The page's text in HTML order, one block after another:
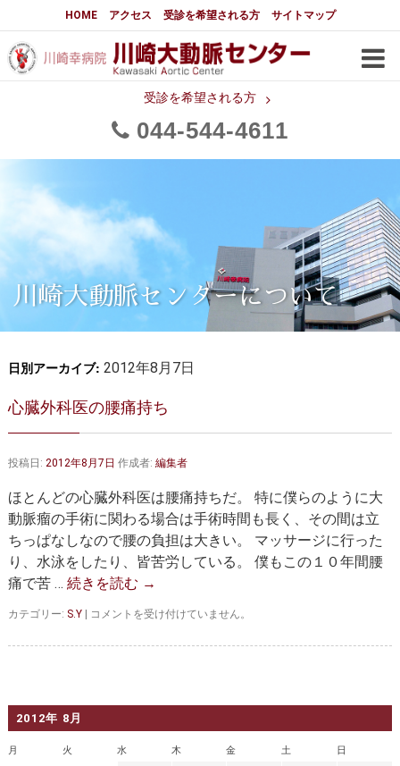
HOME アクセス 受診を希望される方 サイトマップ
受診を希望される方
044 544 4611
大動脈センターについて
はじめに 大動脈センターについて
メディアでの紹介
都道府県別患者マップ 都道府県別紹介病院
大動脈瘤について 基本編
3分でわかる大動脈瘤・大動脈
大動脈瘤
大動脈解離（解離性大動脈瘤）
胸部大動脈瘤の治療
腹部大動脈瘤の治療
大動脈弁・大動脈基部の治療
胸部大動脈瘤 胸腹部大動脈瘤
腹部大動脈瘤 大動脈解離
マルファン症候群
大動脈瘤を指摘されたら？
川崎大動脈センターについて
日別アーカイブ: 2012年8月7日
心臓外科医の腰痛持ち
投稿日: 2012年8月7日 作成者: 編集者
ほとんどの心臓外科医は腰痛持ちだ。 特に僕らのように大
動脈瘤の手術に関わる場合は手術時間も長く、その間は立
ちっぱなしなので腰の負担は大きい。 マッサージに行った
り、水泳をしたり、皆苦労している。 僕もこの１０年間腰
痛で苦 … 続きを読む →
カテゴリー: S.Y
心
外
コメントを受け付けていません。
2012年 8月
月 火 水 木 金 土 日